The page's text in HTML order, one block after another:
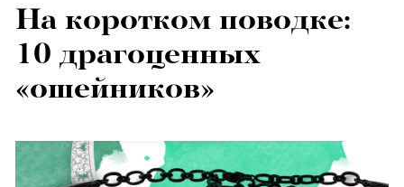
На коротком поводке:
10 драгоценных
«ошейников»